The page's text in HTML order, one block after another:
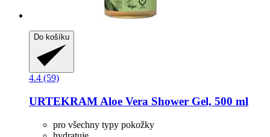
Do košíku
4.4 (59)
URTEKRAM Aloe Vera Shower Gel, 500 ml
pro všechny typy pokožky